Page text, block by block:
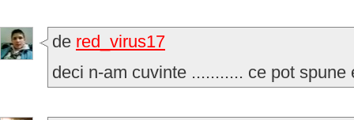
de red_virus17
deci n-am cuvinte ........... ce pot spune